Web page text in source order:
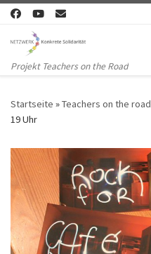
Zum Inhalt springen
Projekt Teachers on the Road
Startseite »Teachers on the road
19 Uhr